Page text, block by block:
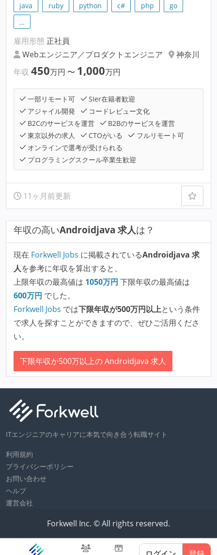
java ruby python c# php
go
…
雇用形態 正社員
Webエンジニア／プロダクトエンジニア
神奈川
年収 450万円 〜 1,000万円
一部リモート可
SIer在籍者歓迎
アジャイル開発
コードレビュー文化
B2Cのサービスを運営
B2Bのサービスを運営
東京以外の求人
CTOがいる
フルリモート可
オンラインで選考が受けられる
プログラミングスクール卒業生歓迎
11ヶ月前更新
年収の高いAndroidjava 求人は？
現在 Forkwell Jobs に掲載されているAndroidjava 求
人を参考に年収を算出すると、
上限年収の最高値は 1050万円 下限年収の最高値は
600万円 でした。
Forkwell Jobs では下限年収が500万円以上という条件
で求人を探すことができますので、ぜひご活用くださ
い。
下限年収が500万以上の Androidjava 求人
ITエンジニアのキャリアに本気で向き合う転職サイト
利用規約
プライバシーポリシー
お問い合わせ
ヘルプ
運営会社
Forkwell Inc. © All rights reserved.